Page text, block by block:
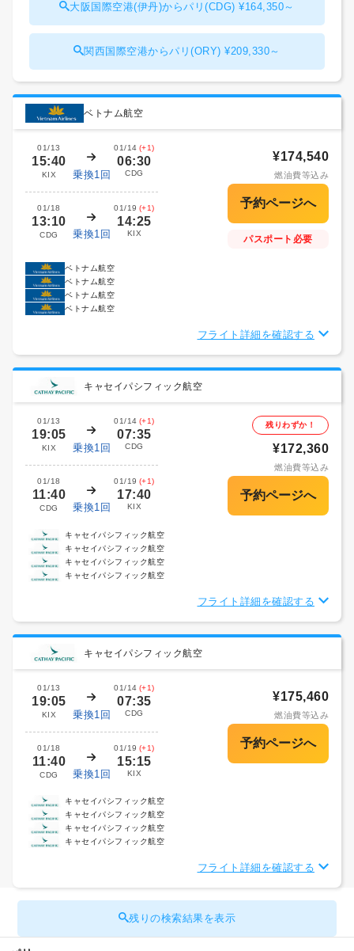
大阪国際空港(伊丹)からパリ(CDG) ¥164,350～
関西国際空港からパリ(ORY) ¥209,330～
ベトナム航空
01/13
15:40
KIX 乗換1回
01/14 (+1)
06:30
CDG
01/18
13:10
CDG 乗換1回
01/19 (+1)
14:25
KIX
¥174,540
燃油費等込み
パスポート必要
ベトナム航空
ベトナム航空
ベトナム航空
ベトナム航空
フライト詳細を確認する
キャセイパシフィック航空
01/13
19:05
KIX 乗換1回
01/14 (+1)
07:35
CDG
01/18
11:40
CDG 乗換1回
01/19 (+1)
17:40
KIX
残りわずか！
¥172,360
燃油費等込み
キャセイパシフィック航空
キャセイパシフィック航空
キャセイパシフィック航空
キャセイパシフィック航空
フライト詳細を確認する
キャセイパシフィック航空
01/13
19:05
KIX 乗換1回
01/14 (+1)
07:35
CDG
01/18
11:40
CDG 乗換1回
01/19 (+1)
15:15
KIX
¥175,460
燃油費等込み
キャセイパシフィック航空
キャセイパシフィック航空
キャセイパシフィック航空
キャセイパシフィック航空
フライト詳細を確認する
残りの検索結果を表示